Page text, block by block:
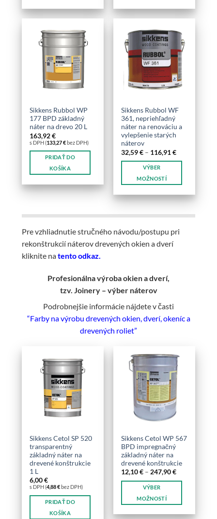
produkt
viacero
variantov.
Možnosti
môžete
vybrať
produktu.
produkt
viacero
variantov.
Možnosti
môžete
vybrať
produktu.
Sikkens Rubbol WP
177 BPD základný
náter na drevo 20 L
163,92€
s DPH (133,27€bez DPH)
PRIDAŤ DO
KOŠÍKA
Sikkens Rubbol WF
361, nepriehľadný
náter na renováciu a
vylepšenie starých
náterov
32,59€ – 116,91€Price
32,59 €
VÝBER
MOŽNOSTÍ
produkt
viacero
variantov.
Možnosti
na
stránke
Pre vzhliadnutie stručného návodu/postupu pri
rekonštrukcií náterov drevených okien a dverí
kliknite natento odkaz.
Profesionálnavýroba okien a dverí,
tzv. Joinery– výber náterov
Podrobnejšie informácie nájdete v časti
“Farby na výrobu drevených okien, dverí, okeníc a
drevených roliet”
Sikkens Cetol SP 520
transparentný
základný náter na
drevené konštrukcie
1 L
6,00€
s DPH (4,88€ bez DPH)
PRIDAŤ DO
KOŠÍKA
Sikkens Cetol WP 567
BPD impregnačný
základný náter na
drevené konštrukcie
12,10€ – 247,90€Price
12,10 €
VÝBER
MOŽNOSTÍ